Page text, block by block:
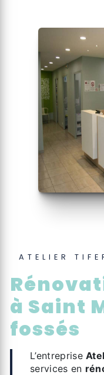
ATELIER
rénovation bâtiment
à Saint
fossés
L’entreprise
services en